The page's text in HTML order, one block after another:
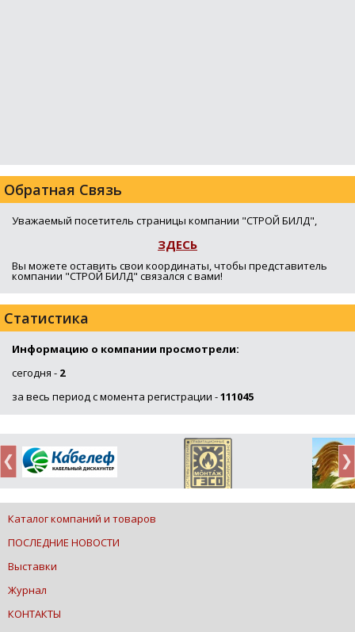
Обратная Связь
Уважаемый посетитель страницы компании "СТРОЙ БИЛД",
ЗДЕСЬ
Вы можете оставить свои координаты, чтобы представитель
компании "СТРОЙ БИЛД" связался с вами!
Статистика
Информацию о компании просмотрели:
сегодня - 2
за весь период с момента регистрации -111045
Каталог компаний и товаров
ПОСЛЕДНИЕ НОВОСТИ
Выставки
Журнал
КОНТАКТЫ